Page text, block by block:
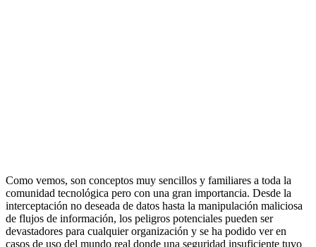
Como vemos, son conceptos muy sencillos y familiares a toda la
comunidad tecnológica pero con una gran importancia. Desde la
interceptación no deseada de datos hasta la manipulación maliciosa
de flujos de información, los peligros potenciales pueden ser
devastadores para cualquier organización y se ha podido ver en
casos de uso del mundo real donde una seguridad insuficiente tuvo